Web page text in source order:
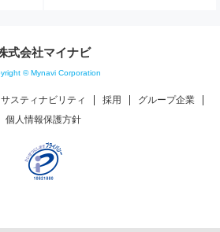
式会社マイナビ
© Mynavi Corporation
サスティナビリティ 採用
グループ企業
個人情報保護方針